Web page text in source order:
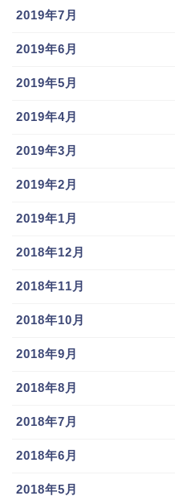
2019年7月
2019年6月
2019年5月
2019年4月
2019年3月
2019年2月
2019年1月
2018年12月
2018年11月
2018年10月
2018年9月
2018年8月
2018年7月
2018年6月
2018年5月